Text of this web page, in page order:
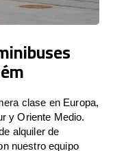
clase en Europa,
y Oriente Medio.
alquiler de
nuestro equipo